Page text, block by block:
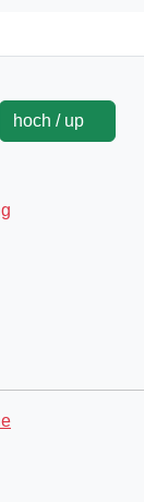
hoch / up